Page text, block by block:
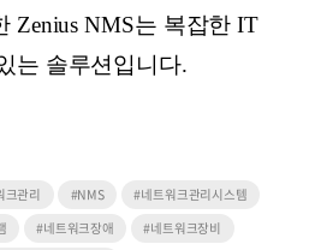
Zenius NMS는 복잡한 IT
는 솔루션입니다.
크관리 #NMS
#네트워크관리시스템
#네트워크장애
#네트워크장비